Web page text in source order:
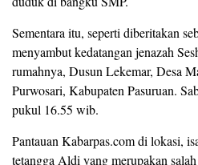
Sementara itu, seperti diberitakan
menyambut kedatangan jenazah
rumahnya, Dusun Lekemar, Desa
Purwosari, Kabupaten Pasuruan.
pukul 16.55 wib.
Pantauan Kabarpas.com di lokasi,
tetangga Aldi yang merupakan